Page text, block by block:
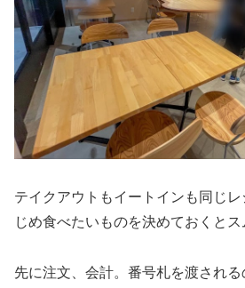
テイクアウトもイートインも同じ
じめ食べたいものを決めておくとス
先に注文、会計。番号札を渡され